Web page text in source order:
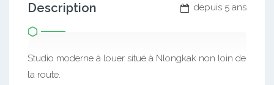
depuis 5 ans
Description
Studio moderne à louer situé à Nlongkak non loin de
la route.